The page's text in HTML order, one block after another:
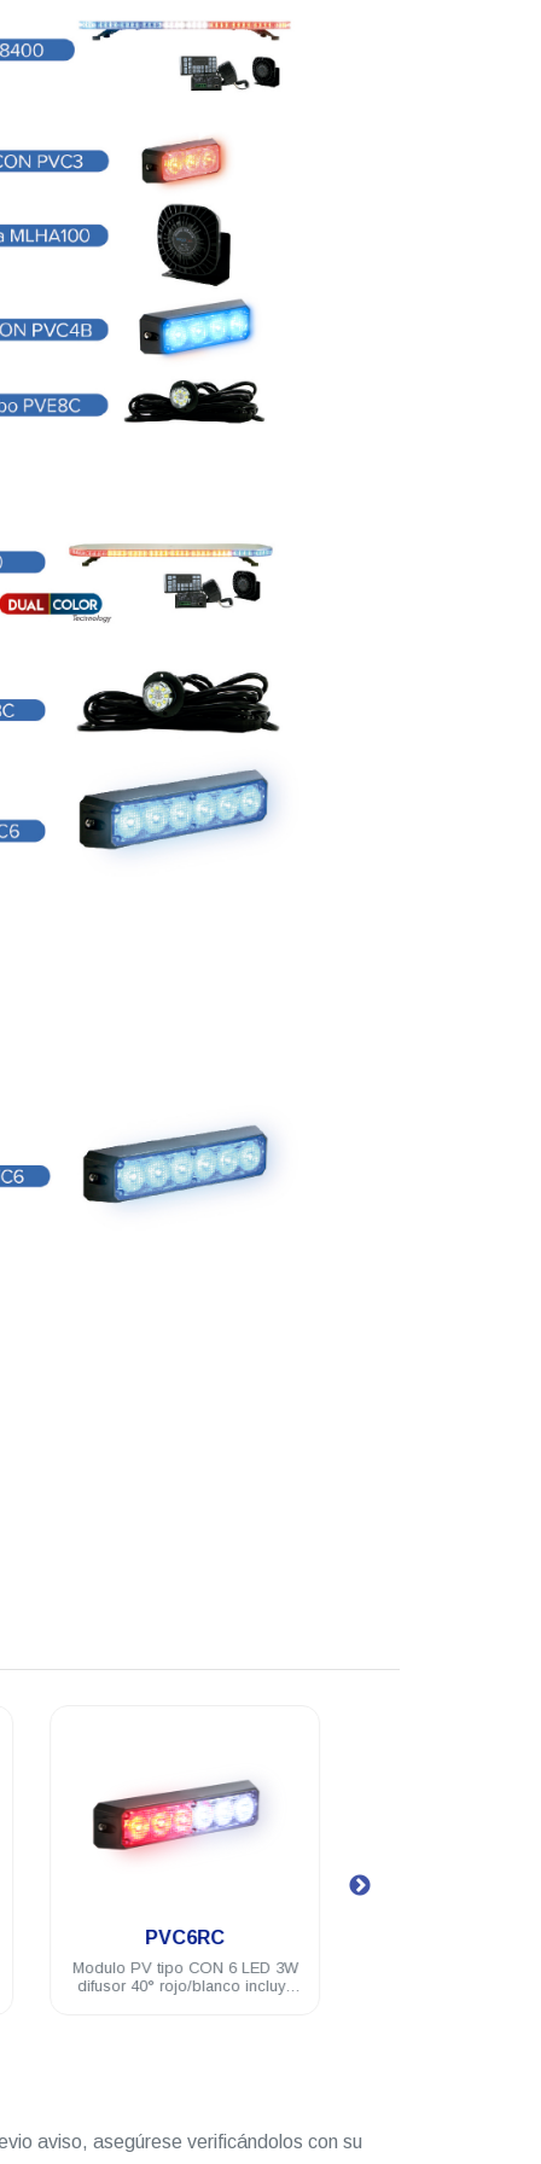
PVE8C
Unidad encubierta PV Blanco
con 8 LEDs con patrones de
aviso, asegúrese verificándolos con su